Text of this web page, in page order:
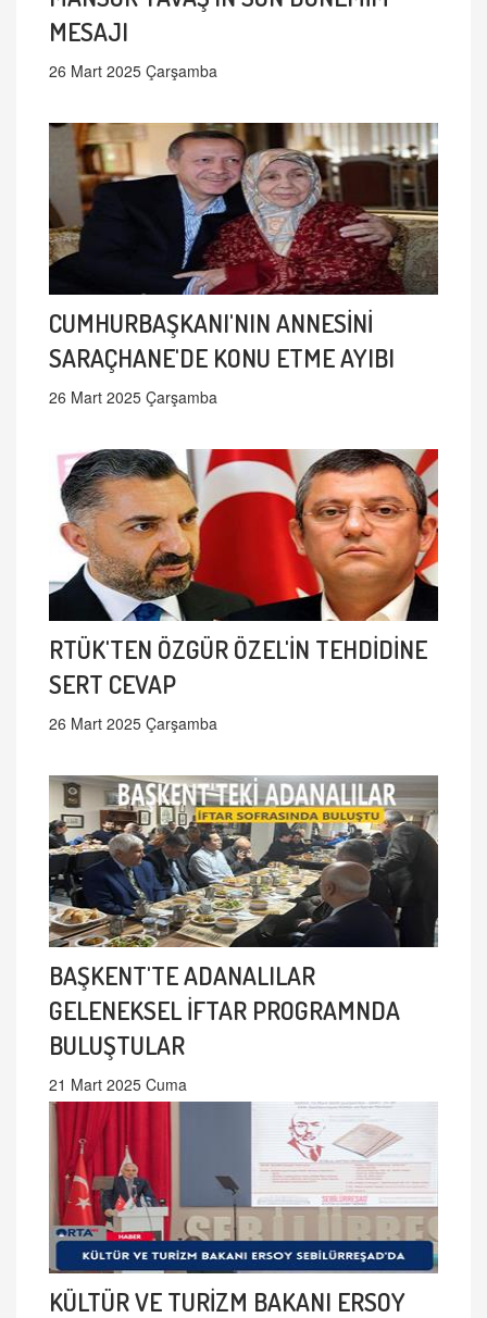
MESAJI
26 Mart 2025 Çarşamba
CUMHURBAŞKANI'NIN ANNESİNİ
SARAÇHANE'DE KONU ETME AYIBI
26 Mart 2025 Çarşamba
RTÜK'TEN ÖZGÜR ÖZEL'İN TEHDİDİNE
SERT CEVAP
26 Mart 2025 Çarşamba
BAŞKENT'TE ADANALILAR
GELENEKSEL İFTAR PROGRAMNDA
BULUŞTULAR
21 Mart 2025 Cuma
KÜLTÜR VE TURİZM BAKANI ERSOY